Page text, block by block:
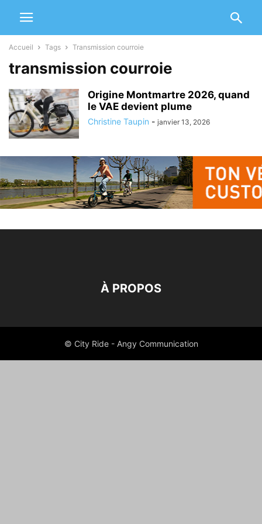
Accueil Tags Transmission courroie
transmission courroie
Origine Montmartre 2026, quand
le VAE devient plume
Christine Taupin - janvier 13, 2026
À PROPOS
© City Ride - Angy Communication